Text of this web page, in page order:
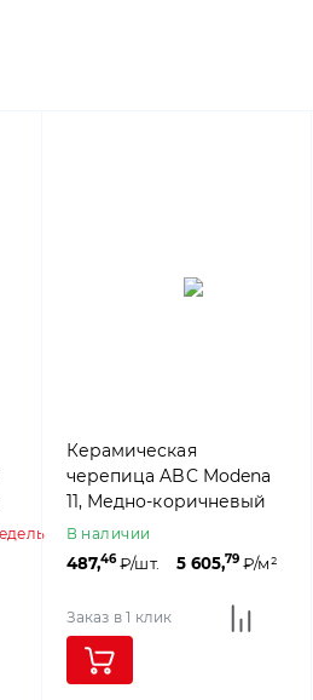
Керамическая
черепица ABC Modena
11, Медно-коричневый
В наличии
487,46₽/шт. 5 605,79₽/м²
Заказ в 1 клик